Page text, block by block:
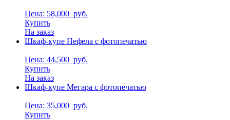
Цена: 58,000 руб.
Купить
На заказ
Шкаф-купе Нефела с фотопечатью
Цена: 44,500 руб.
Купить
На заказ
Шкаф-купе Мегара с фотопечатью
Цена: 35,000 руб.
Купить